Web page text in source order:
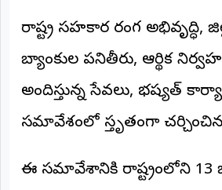
డెస్క్
(REPORTERS
DESK)
మా
రిపోర్టర్‌గా
రాష్ట్ర సహకార రంగ అభివృద్ధి,
బ్యాంకుల పనితీరు, ఆర్థిక
అందిస్తున్న సేవలు, భవిష్యత్
సమావేశంలో విస్తృతంగా
ఈ సమావేశానికి రాష్ట్రంలోని 13